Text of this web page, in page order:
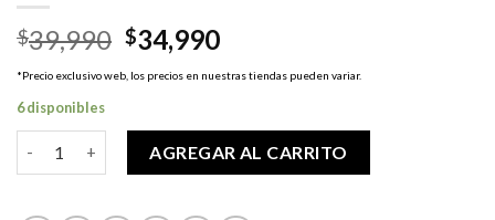
$39,990 El
precio
original
$39,990.
$34,990El
precio
actual
$34,990.
*Precio exclusivo web, los precios en nuestras tiendas pueden variar.
6 disponibles
AGREGAR AL CARRITO